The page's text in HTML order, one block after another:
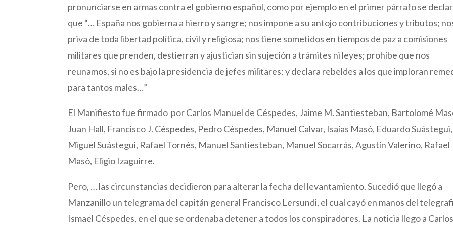
pronunciarse en armas contra el gobierno español, como por ejemplo en el primer párrafo se
que “… España nos gobierna a hierro y sangre; nos impone a su antojo contribuciones y tributos;
priva de toda libertad política, civil y religiosa; nos tiene sometidos en tiempos de paz a comisiones
militares que prenden, destierran y ajustician sin sujeción a trámites ni leyes; prohíbe que nos
reunamos, si no es bajo la presidencia de jefes militares; y declara rebeldes a los que imploran
para tantos males…”
El Manifiesto fue firmado por Carlos Manuel de Céspedes, Jaime M. Santiesteban, Bartolomé
Juan Hall, Francisco J. Céspedes, Pedro Céspedes, Manuel Calvar, Isaías Masó, Eduardo Suástegui,
Miguel Suástegui, Rafael Tornés, Manuel Santiesteban, Manuel Socarrás, Agustín Valerino, Rafael
Masó, Eligio Izaguirre.
Pero, … las circunstancias decidieron para alterar la fecha del levantamiento. Sucedió que llegó a
Manzanillo un telegrama del capitán general Francisco Lersundi, el cual cayó en manos del
Ismael Céspedes, en el que se ordenaba detener a todos los conspiradores. La noticia llego a Carlos